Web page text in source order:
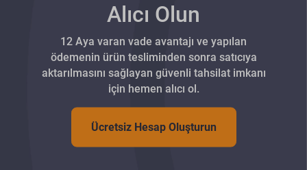
Alıcı Olun
12 Aya varan vade avantajı ve yapılan
ödemenin ürün tesliminden sonra satıcıya
aktarılmasını sağlayan güvenli tahsilat imkanı
için hemen alıcı ol.
Ücretsiz Hesap Oluşturun